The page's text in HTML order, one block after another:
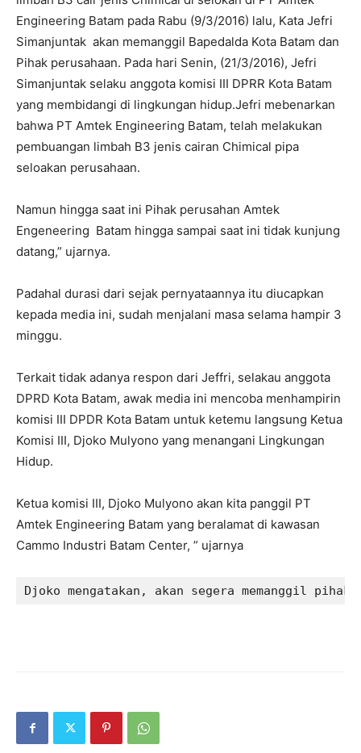
Engineering Batam pada Rabu (9/3/2016) lalu, Kata Jefri
Simanjuntak akan memanggil Bapedalda Kota Batam dan
Pihak perusahaan. Pada hari Senin, (21/3/2016), Jefri
Simanjuntak selaku anggota komisi III DPRR Kota Batam
yang membidangi di lingkungan hidup.Jefri mebenarkan
bahwa PT Amtek Engineering Batam, telah melakukan
pembuangan limbah B3 jenis cairan Chimical pipa
seloakan perusahaan.
Namun hingga saat ini Pihak perusahan Amtek
Engeneering Batam hingga sampai saat ini tidak kunjung
datang,” ujarnya.
Padahal durasi dari sejak pernyataannya itu diucapkan
kepada media ini, sudah menjalani masa selama hampir 3
minggu.
Terkait tidak adanya respon dari Jeffri, selakau anggota
DPRD Kota Batam, awak media ini mencoba menhampirin
komisi III DPDR Kota Batam untuk ketemu langsung Ketua
Komisi III, Djoko Mulyono yang menangani Lingkungan
Hidup.
Ketua komisi III, Djoko Mulyono akan kita panggil PT
Amtek Engineering Batam yang beralamat di kawasan
Cammo Industri Batam Center, ” ujarnya
Djoko mengatakan, akan segera memanggil